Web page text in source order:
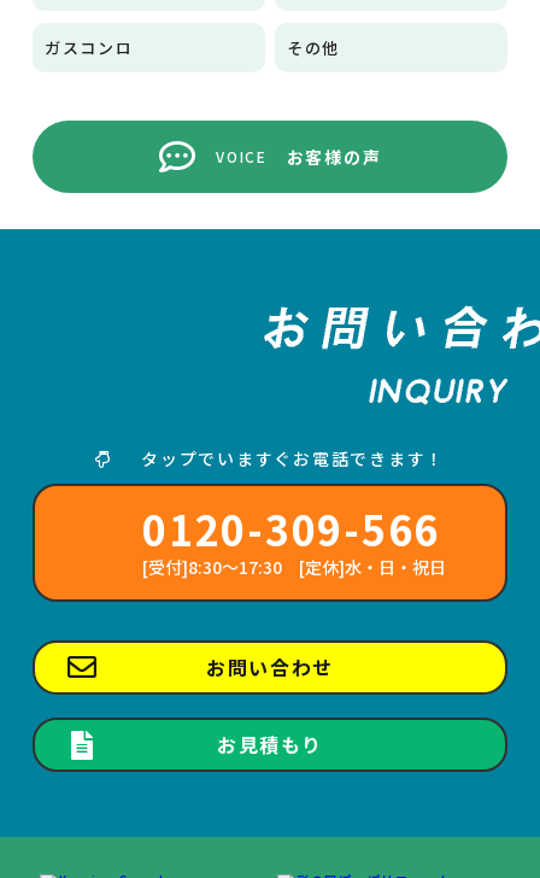
ガスコンロ その他
VOICE お客様の声
タップでいますぐお電話できます！
0120-309-566
[受付]8:30～17:30 [定休]水・日・祝日
お問い合わせ
お見積もり